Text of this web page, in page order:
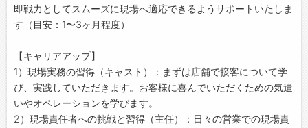
即戦力としてスムーズに現場へ適応できるようサポートいたしま
す（目安：1〜3ヶ月程度）
【キャリアアップ】
1）現場実務の習得（キャスト）：まずは店舗で接客について学
び、実践していただきます。お客様に喜んでいただくための気遣
いやオペレーションを学びます。
2）現場責任者への挑戦と習得（主任）：日々の営業での現場責